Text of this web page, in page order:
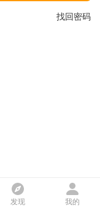
找回密码
发现 我的